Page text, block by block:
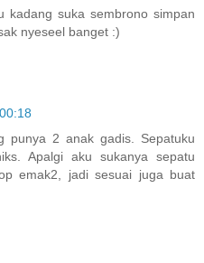
kadang suka sembrono simpan
nyeseel banget :)
punya 2 anak gadis. Sepatuku
Apalgi aku sukanya sepatu
emak2, jadi sesuai juga buat